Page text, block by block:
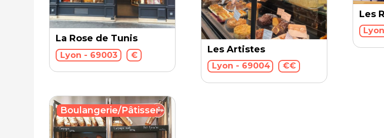
La Rose de Tunis
Lyon - 69003 €
Les Artistes
Lyon - 69004 €€
Les
Boulangerie/Pâtisserie